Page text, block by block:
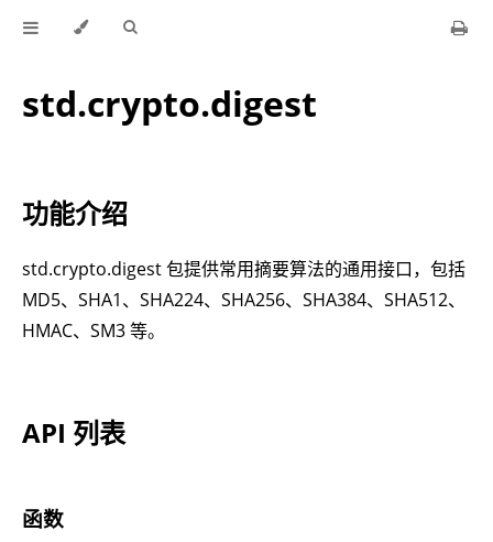
std.crypto.digest
功能介绍
std.crypto.digest 包提供常用摘要算法的通用接口，包括
MD5、SHA1、SHA224、SHA256、SHA384、SHA512、
HMAC、SM3 等。
API 列表
函数